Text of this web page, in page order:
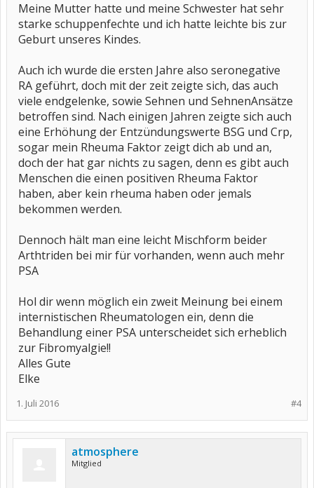
Meine Mutter hatte und meine Schwester hat sehr
starke schuppenfechte und ich hatte leichte bis zur
Geburt unseres Kindes.
Auch ich wurde die ersten Jahre also seronegative
RA geführt, doch mit der zeit zeigte sich, das auch
viele endgelenke, sowie Sehnen und SehnenAnsätze
betroffen sind. Nach einigen Jahren zeigte sich auch
eine Erhöhung der Entzündungswerte BSG und Crp,
sogar mein Rheuma Faktor zeigt dich ab und an,
doch der hat gar nichts zu sagen, denn es gibt auch
Menschen die einen positiven Rheuma Faktor
haben, aber kein rheuma haben oder jemals
bekommen werden.
Dennoch hält man eine leicht Mischform beider
Arthtriden bei mir für vorhanden, wenn auch mehr
PSA
Hol dir wenn möglich ein zweit Meinung bei einem
internistischen Rheumatologen ein, denn die
Behandlung einer PSA unterscheidet sich erheblich
zur Fibromyalgie!!
Alles Gute
Elke
#4
1. Juli 2016
atmosphere
Mitglied